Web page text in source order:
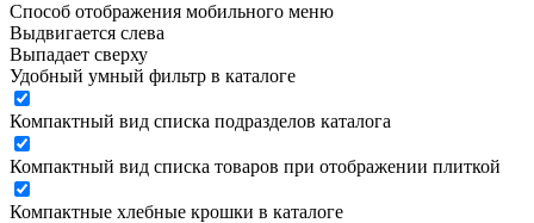
Способ отображения мобильного меню
Выдвигается слева
Выпадает сверху
Удобный умный фильтр в каталоге
Компактный вид списка подразделов каталога
Компактный вид списка товаров при отображении плиткой
Компактные хлебные крошки в каталоге